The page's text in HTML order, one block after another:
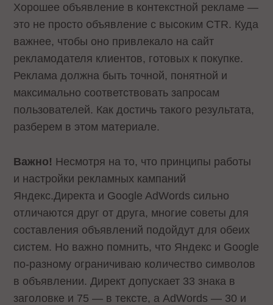
Хорошее объявление в контекстной рекламе —
это не просто объявление с высоким CTR. Куда
важнее, чтобы оно привлекало на сайт
рекламодателя клиентов, готовых к покупке.
Реклама должна быть точной, понятной и
максимально соответствовать запросам
пользователей. Как достичь такого результата,
разберем в этом материале.
Важно! Несмотря на то, что принципы работы
и настройки рекламных кампаний
Яндекс.Директа и Google AdWords сильно
отличаются друг от друга, многие советы для
составления объявлений подойдут для обеих
систем. Но важно помнить, что Яндекс и Google
по-разному ограничиваю количество символов
в объявлении. Директ допускает 33 знака в
заголовке и 75 — в тексте, а AdWords — 30 и